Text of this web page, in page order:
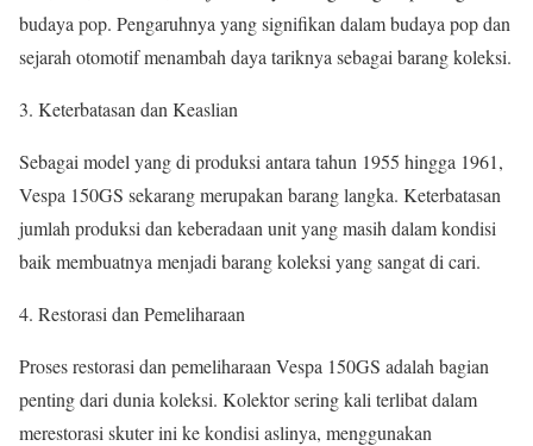
budaya pop. Pengaruhnya yang signifikan dalam budaya pop dan
sejarah otomotif menambah daya tariknya sebagai barang koleksi.
3. Keterbatasan dan Keaslian
Sebagai model yang di produksi antara tahun 1955 hingga 1961,
Vespa 150GS sekarang merupakan barang langka. Keterbatasan
jumlah produksi dan keberadaan unit yang masih dalam kondisi
baik membuatnya menjadi barang koleksi yang sangat di cari.
4. Restorasi dan Pemeliharaan
Proses restorasi dan pemeliharaan Vespa 150GS adalah bagian
penting dari dunia koleksi. Kolektor sering kali terlibat dalam
merestorasi skuter ini ke kondisi aslinya, menggunakan